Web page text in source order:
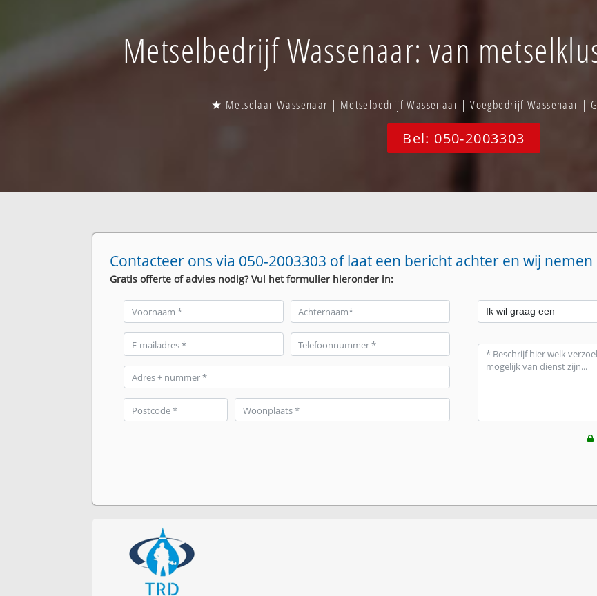
Metselbedrijf Wassenaar: van
★ Metselaar Wassenaar | Metselbedrijf Wassenaar | Voegbedrijf Wassenaar |
Bel: 050-2003303
Contacteer ons via 050-2003303 of laat een bericht achter en wij
Gratis offerte of advies nodig? Vul het formulier hieronder in: